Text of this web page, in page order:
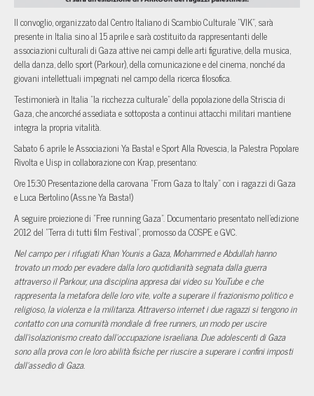
Il convoglio, organizzato dal Centro Italiano di Scambio Culturale "VIK", sarà
presente in Italia sino al 15 aprile e sarà costituito da rappresentanti delle
associazioni culturali di Gaza attive nei campi delle arti figurative, della musica,
della danza, dello sport (Parkour), della comunicazione e del cinema, nonché da
giovani intellettuali impegnati nel campo della ricerca filosofica.
Testimonierà in Italia "la ricchezza culturale" della popolazione della Striscia di
Gaza, che ancorché assediata e sottoposta a continui attacchi militari mantiene
integra la propria vitalità.
Sabato 6 aprile le Associazioni Ya Basta! e Sport Alla Rovescia, la Palestra Popolare
Rivolta e Uisp in collaborazione con Krap, presentano:
Ore 15:30 Presentazione della carovana "From Gaza to Italy" con i ragazzi di Gaza
e Luca Bertolino (Ass.ne Ya Basta!)
A seguire proiezione di "Free running Gaza". Documentario presentato nell'edizione
2012 del "Terra di tutti film Festival", promosso da COSPE e GVC.
Nel campo per i rifugiati Khan Younis a Gaza, Mohammed e Abdullah hanno
trovato un modo per evadere dalla loro quotidianità segnata dalla guerra
attraverso il Parkour, una disciplina appresa dai video su YouTube e che
rappresenta la metafora delle loro vite, volte a superare il frazionismo politico e
religioso, la violenza e la militanza. Attraverso internet i due ragazzi si tengono in
contatto con una comunità mondiale di free runners, un modo per uscire
dall’isolazionismo creato dall’occupazione israeliana. Due adolescenti di Gaza
sono alla prova con le loro abilità fisiche per riuscire a superare i confini imposti
dall’assedio di Gaza.